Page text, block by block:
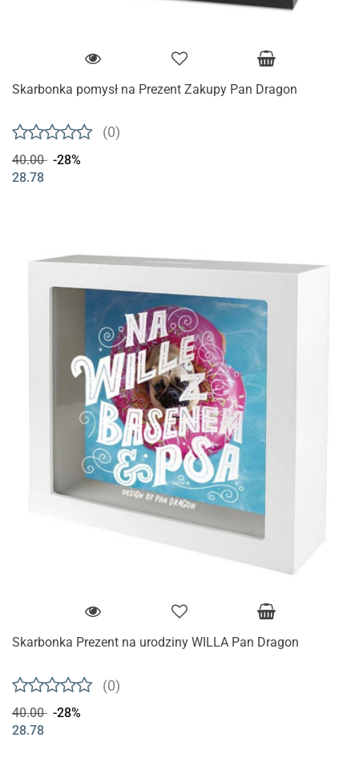
Skarbonka pomysł na Prezent Zakupy Pan Dragon
(0)
40.00 -28%
28.78
Skarbonka Prezent na urodziny WILLA Pan Dragon
(0)
40.00 -28%
28.78